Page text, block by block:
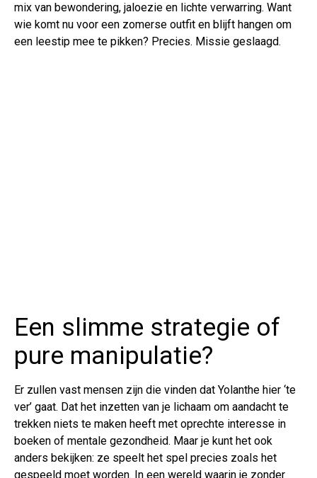
mix van bewondering, jaloezie en lichte verwarring. Want
wie komt nu voor een zomerse outfit en blijft hangen om
een leestip mee te pikken? Precies. Missie geslaagd.
Een slimme strategie of
pure manipulatie?
Er zullen vast mensen zijn die vinden dat Yolanthe hier ‘te
ver’ gaat. Dat het inzetten van je lichaam om aandacht te
trekken niets te maken heeft met oprechte interesse in
boeken of mentale gezondheid. Maar je kunt het ook
anders bekijken: ze speelt het spel precies zoals het
gespeeld moet worden. In een wereld waarin je zonder